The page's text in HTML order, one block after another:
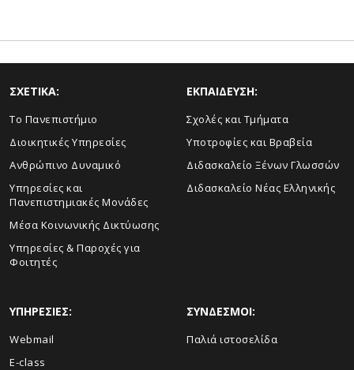
ΣΧΕΤΙΚΑ:
Το Πανεπιστήμιο
Διοικητικές Υπηρεσίες
Ανθρώπινο Δυναμικό
Yπηρεσίες και
Πανεπιστημιακές Μονάδες
Μέσα Κοινωνικής Δικτύωσης
Υπηρεσίες & Παροχές για
Φοιτητές
ΕΚΠΑΙΔΕΥΣΗ:
Σχολές και Τμήματα
Υποτροφίες και Βραβεία
Διδασκαλείο Ξένων Γλωσσών
Διδασκαλείο Νέας Ελληνικής
ΥΠΗΡΕΣΙΕΣ:
Webmail
E-class
ΣΥΝΔΕΣΜΟΙ:
Παλιά ιστοσελίδα